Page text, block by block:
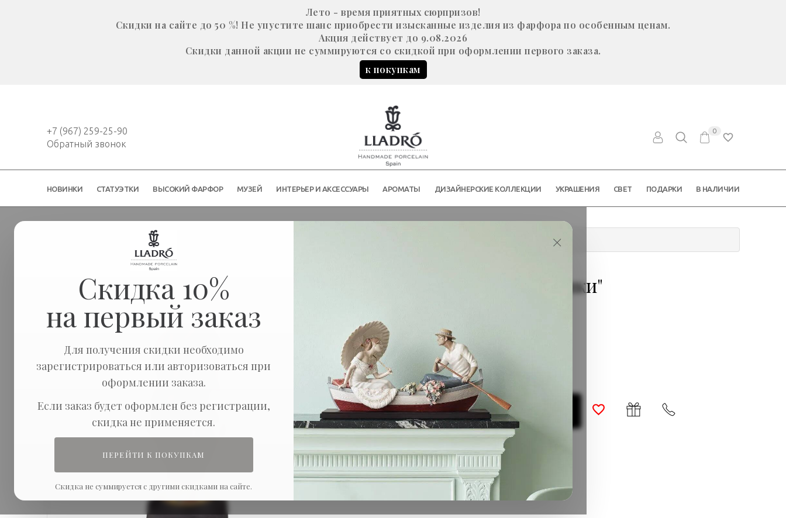
Лето - время приятных сюрпризов!
Скидки на сайте до 50 %! Не упустите шанс приобрести изысканные изделия из фарфора по особенным ценам.
Акция действует до 9.08.2026
Скидки данной акции не суммируются со скидкой при оформлении первого заказа.
к покупкам
+7 (967) 259-25-90
Обратный звонок
0
НОВИНКИ СТАТУЭТКИ ВЫСОКИЙ ФАРФОР МУЗЕЙ ИНТЕРЬЕР И АКСЕССУАРЫ АРОМАТЫ ДИЗАЙНЕРСКИЕ КОЛЛЕКЦИИ УКРАШЕНИЯ СВЕТ ПОДАРКИ В НАЛИЧИИ
×
Скидка 10%
на первый заказ
Для получения скидки необходимо
зарегистрироваться или авторизоваться при
оформлении заказа.
Если заказ будет оформлен без регистрации,
скидка не применяется.
ПЕРЕЙТИ К ПОКУПКАМ
Скидка не суммируется с другими скидками на сайте.
Скульптура "Краски Африки"
Размеры: 21 x 12 x 39 см
246 000 ₽
Сделать предзаказ Сообщить о наличии